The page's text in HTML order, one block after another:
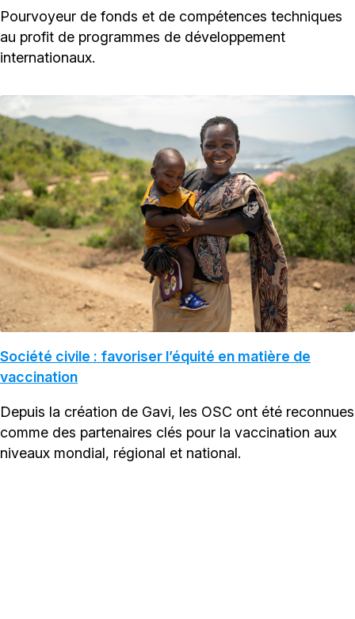
Pourvoyeur de fonds et de compétences techniques
au profit de programmes de développement
internationaux.
Société civile : favoriser l’équité en matière de
vaccination
Depuis la création de Gavi, les OSC ont été reconnues
comme des partenaires clés pour la vaccination aux
niveaux mondial, régional et national.